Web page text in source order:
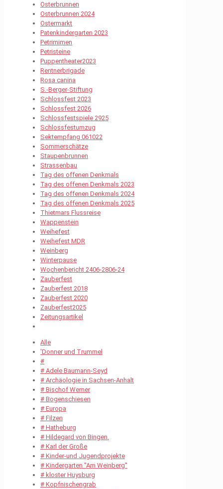
Osterbrunnen
Osterbrunnen 2024
Ostermarkt
Patenkindergarten 2023
Petrimimen
Petristeine
Puppentheater2023
Rentnerbrigade
Rosa canina
S.-Berger-Stiftung
Schlossfest 2023
Schlossfest 2026
Schlossfestspiele 2925
Schlossfestumzug
Sektempfang 061022
Sommerschätze
Staupenbrunnen
Strassenbau
Tag des offenen Denkmals
Tag des offenen Denkmals 2023
Tag des offenen Denkmals 2024
Tag des offenen Denkmals 2025
Thietmars Flussreise
Wappenstein
Weihefest
Weihefest MDR
Weinberg
Winterpause
Wochenbericht 2406-2806-24
Zauberfest
Zauberfest 2018
Zauberfest 2020
Zauberfest2025
Zeitungsartikel
Alle
'Donner und Trummel
#
# Adele Baumann-Seyd
# Archäologie in Sachsen-Anhalt
# Bischof Werner
# Bogenschiesen
# Europa
# Filzen
# Hatheburg
# Hildegard von Bingen.
# Karl der Große
# Kinder-und Jugendprojekte
# Kindergarten "Am Weinberg"
# kloster Huysburg
# Kopfnischengrab